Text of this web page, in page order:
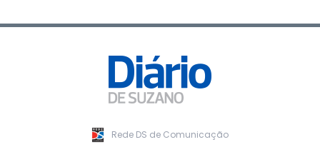
Rede DS de Comunicação